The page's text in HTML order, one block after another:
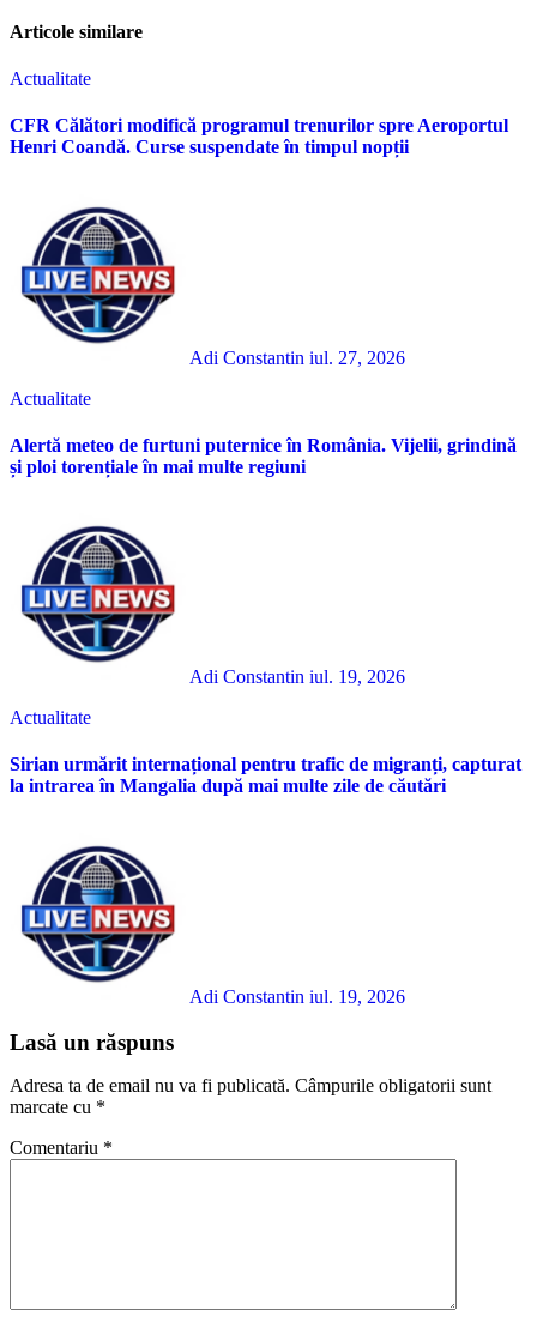
Articole similare
Actualitate
CFR Călători modifică programul trenurilor spre Aeroportul
Henri Coandă. Curse suspendate în timpul nopții
Adi Constantin iul. 27, 2026
Actualitate
Alertă meteo de furtuni puternice în România. Vijelii, grindină
și ploi torențiale în mai multe regiuni
Adi Constantin iul. 19, 2026
Actualitate
Sirian urmărit internațional pentru trafic de migranți, capturat
la intrarea în Mangalia după mai multe zile de căutări
Adi Constantin iul. 19, 2026
Lasă un răspuns
Adresa ta de email nu va fi publicată. Câmpurile obligatorii sunt
marcate cu *
Comentariu *